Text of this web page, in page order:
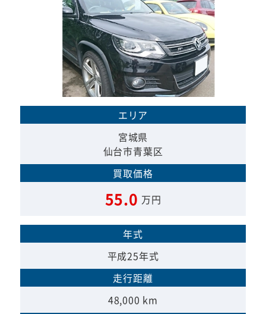
エリア
宮城県
仙台市青葉区
買取価格
55.0 万円
年式
平成25年式
走行距離
48,000 km